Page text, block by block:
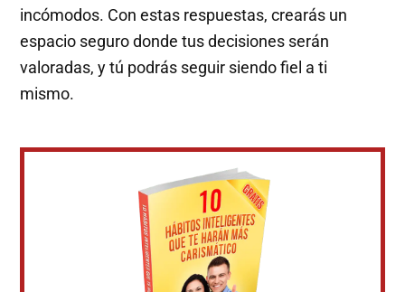
incómodos. Con estas respuestas, crearás un
espacio seguro donde tus decisiones serán
valoradas, y tú podrás seguir siendo fiel a ti
mismo.